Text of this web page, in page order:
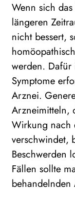
Wenn sich
längeren
nicht bessert,
werden. Dafür
Symptome
Arznei.
Arzneimitteln,
Wirkung nach
verschwindet,
Beschwerden
Fällen sollte